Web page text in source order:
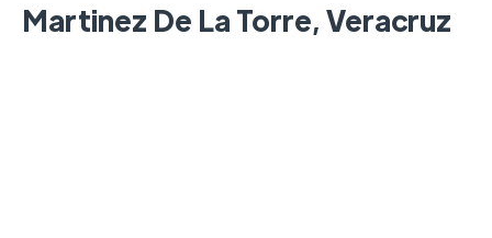
Martinez De La Torre, Veracruz